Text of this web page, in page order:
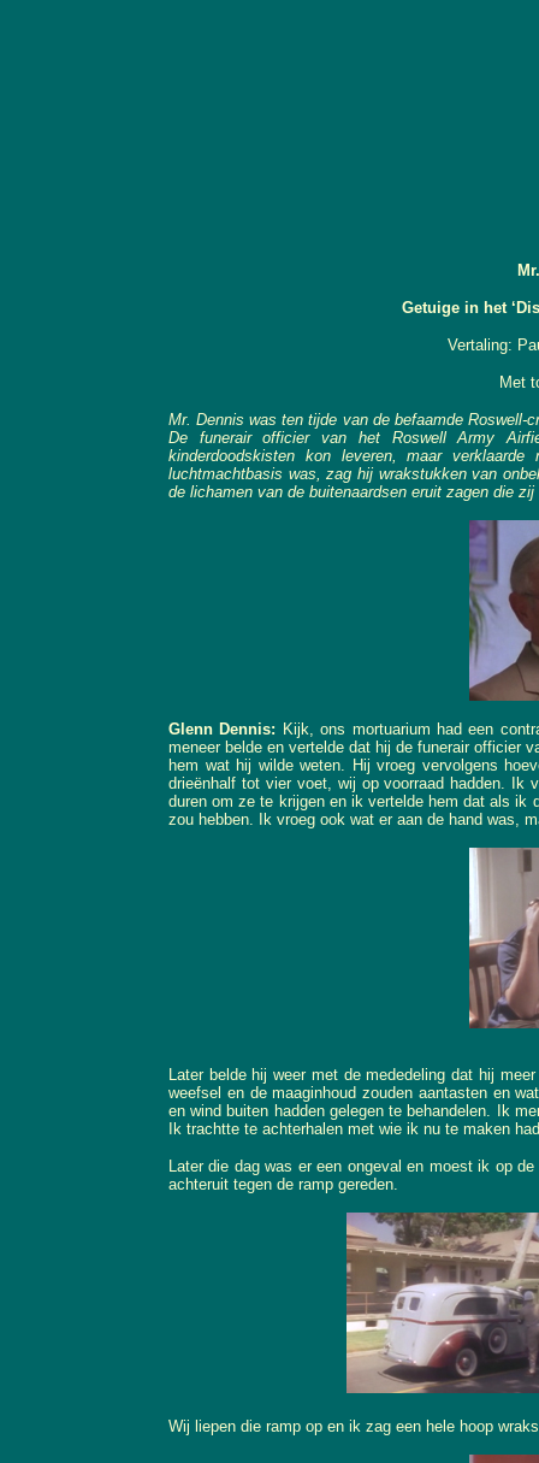
Getuige in het
Vertaling:
Met
Mr. Dennis was ten tijde van de befaamde Roswell-
De funerair officier van het Roswell Army
kinderdoodskisten kon leveren, maar
luchtmachtbasis was, zag hij wrakstukken van
de lichamen van de buitenaardsen eruit zagen die
Glenn Dennis: Kijk, ons mortuarium had een
meneer belde en vertelde dat hij de funerair officier
hem wat hij wilde weten. Hij vroeg vervolgens
drieënhalf tot vier voet, wij op voorraad hadden. Ik
duren om ze te krijgen en ik vertelde hem dat als ik
zou hebben. Ik vroeg ook wat er aan de hand was,
Later belde hij weer met de mededeling dat hij
weefsel en de maaginhoud zouden aantasten en
en wind buiten hadden gelegen te behandelen. Ik
Ik trachtte te achterhalen met wie ik nu te maken
Later die dag was er een ongeval en moest ik op
achteruit tegen de ramp gereden.
Wij liepen die ramp op en ik zag een hele hoop